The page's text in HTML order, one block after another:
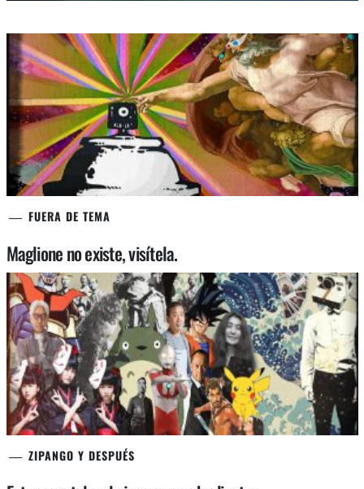
FUERA DE TEMA
Maglione no existe, visítela.
ZIPANGO Y DESPUÉS